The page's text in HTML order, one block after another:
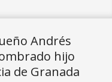
Andrés
hijo
de Granada